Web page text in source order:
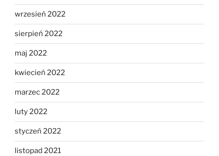
wrzesień 2022
sierpień 2022
maj 2022
kwiecień 2022
marzec 2022
luty 2022
styczeń 2022
listopad 2021